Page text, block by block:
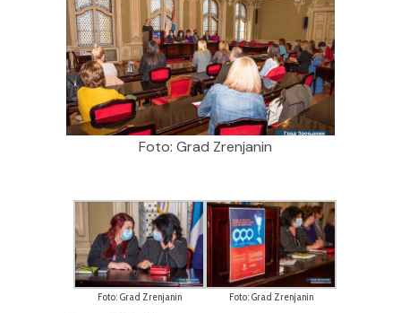
Foto: Grad Zrenjanin
Foto: Grad Zrenjanin Foto: Grad Zrenjanin